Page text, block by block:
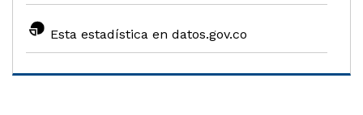
Esta estadística en datos.gov.co